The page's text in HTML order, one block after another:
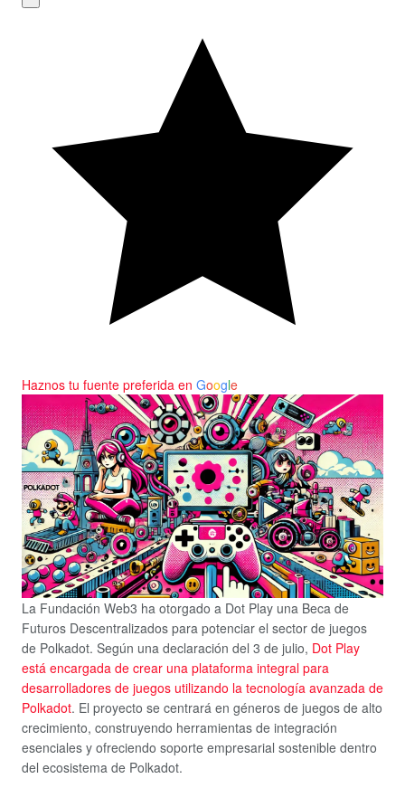
Haznos tu fuente preferida en Google
La Fundación Web3 ha otorgado a Dot Play una Beca de
Futuros Descentralizados para potenciar el sector de juegos
de Polkadot. Según una declaración del 3 de julio, Dot Play
está encargada de crear una plataforma integral para
desarrolladores de juegos utilizando la tecnología avanzada de
Polkadot. El proyecto se centrará en géneros de juegos de alto
crecimiento, construyendo herramientas de integración
esenciales y ofreciendo soporte empresarial sostenible dentro
del ecosistema de Polkadot.